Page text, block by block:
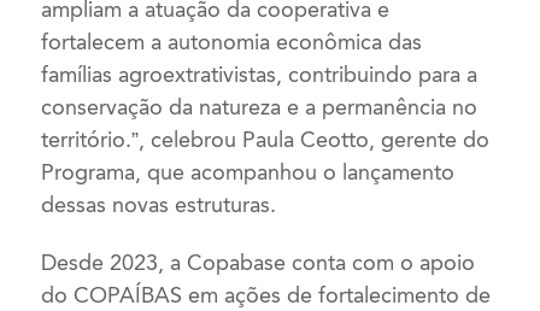
ampliam a atuação da cooperativa e
fortalecem a autonomia econômica das
famílias agroextrativistas, contribuindo para a
conservação da natureza e a permanência no
território.”, celebrou Paula Ceotto, gerente do
Programa, que acompanhou o lançamento
dessas novas estruturas.
Desde 2023, a Copabase conta com o apoio
do COPAÍBAS em ações de fortalecimento de